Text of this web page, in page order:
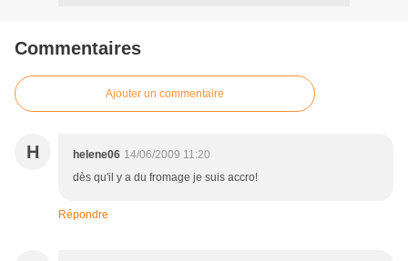
Commentaires
Ajouter un commentaire
H helene06 14/06/2009 11:20
dès qu'il y a du fromage je suis accro!
Répondre